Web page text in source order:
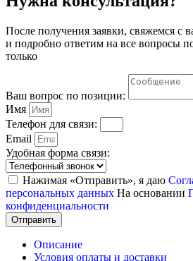
После получения заявки, свяжемся с
и подробно ответим на все вопросы
только
Ваш вопрос по позиции:
Имя
Телефон для связи:
Email
Удобная форма связи:
Нажимая «Отправить», я даю
персональных данных На основании
конфиденциальности
Отправить
Описание
Условия оплаты и доставки